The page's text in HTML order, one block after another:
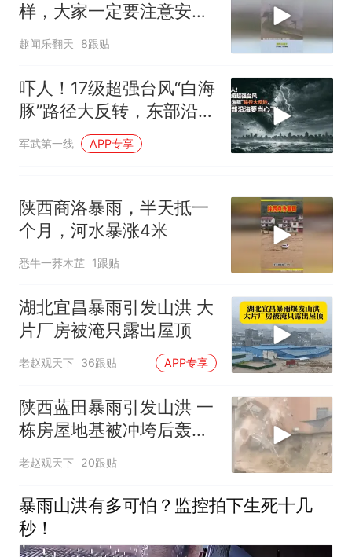
样，大家一定要注意安
全！
趣闻乐翻天 8跟贴
吓人！17级超强台风“白海
豚”路径大反转，东部沿海
要当心了！
军武第一线 APP专享
陕西商洛暴雨，半天抵一
个月，河水暴涨4米
悉牛一荞木芷 1跟贴
湖北宜昌暴雨引发山洪 大
片厂房被淹只露出屋顶
老赵观天下 36跟贴 APP专享
陕西蓝田暴雨引发山洪 一
栋房屋地基被冲垮后轰然
倒塌
老赵观天下 20跟贴
暴雨山洪有多可怕？监控拍下生死十几
秒！